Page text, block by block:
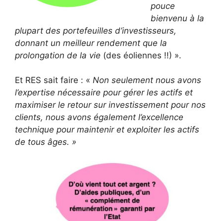
pouce
bienvenu à la
plupart des portefeuilles d’investisseurs,
donnant un meilleur rendement que la
prolongation de la vie (des éoliennes !!) ».
Et RES sait faire : « Non seulement nous avons
l’expertise nécessaire pour gérer les actifs et
maximiser le retour sur investissement pour nos
clients, nous avons également l’excellence
technique pour maintenir et exploiter les actifs
de tous âges. »